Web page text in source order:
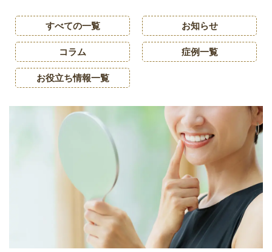
すべての一覧 お知らせ
コラム 症例一覧
お役立ち情報一覧